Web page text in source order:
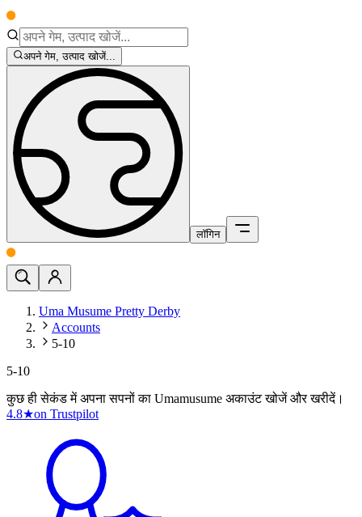
अपने गेम, उत्पाद खोजें...
लॉगिन
Uma Musume Pretty Derby
Accounts
5-10
5-10
कुछ ही सेकंड में अपना सपनों का Umamusume अकाउंट खोजें और खरीदें।
4.8★on Trustpilot